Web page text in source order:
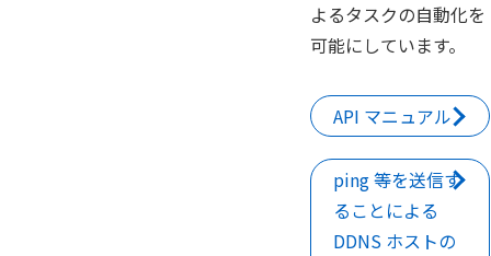
よるタスクの自動化を
可能にしています。
API マニュアル
ping 等を送信す
ることによる
DDNS ホストの